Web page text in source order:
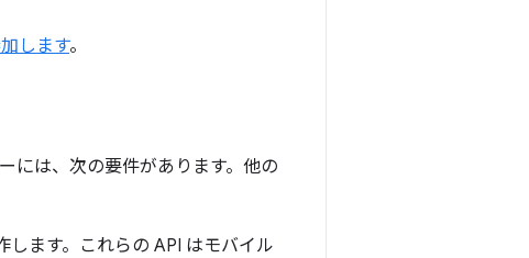
します。
には、次の要件があります。他の
ます。これらの API はモバイル